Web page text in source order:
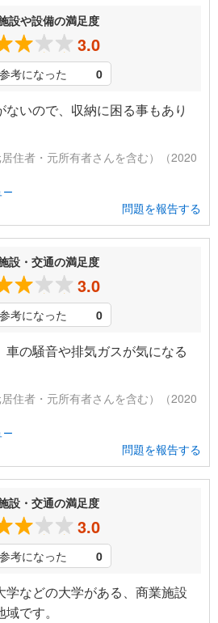
設や設備の満足度
3.0
参考になった 0
ないので、収納に困る事もあり
住者・元所有者さんを含む）（2020
ー
問題を報告する
設・交通の満足度
3.0
参考になった 0
車の騒音や排気ガスが気になる
住者・元所有者さんを含む）（2020
ー
問題を報告する
設・交通の満足度
3.0
参考になった 0
学などの大学がある、商業施設
です。